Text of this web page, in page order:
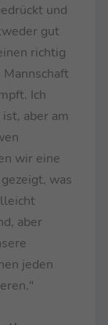
und
gut
richtig
Mannschaft
Ich
aber am
wir eine
was
aber
jeden